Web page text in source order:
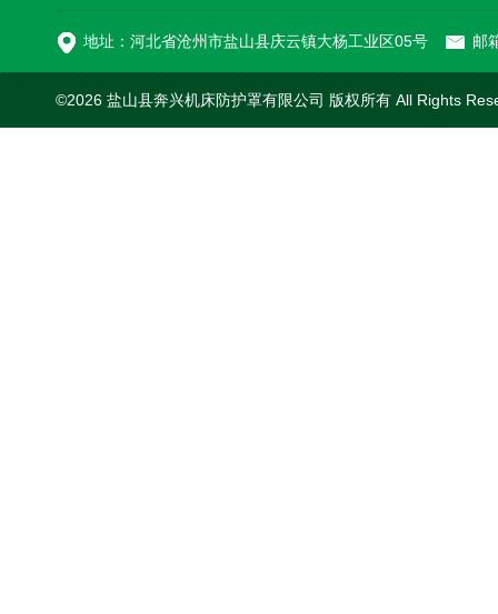
地址：河北省沧州市盐山县庆云镇大杨工业区05号 邮
©2026 盐山县奔兴机床防护罩有限公司 版权所有 All Rights